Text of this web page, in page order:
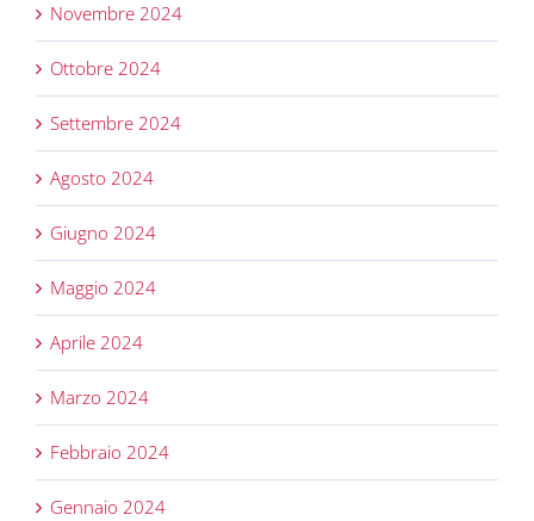
Novembre 2024
Ottobre 2024
Settembre 2024
Agosto 2024
Giugno 2024
Maggio 2024
Aprile 2024
Marzo 2024
Febbraio 2024
Gennaio 2024